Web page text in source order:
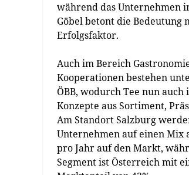
während das Unternehmen
Göbel betont die
Erfolgsfaktor.
Auch im Bereich
Kooperationen bestehen
ÖBB, wodurch Tee nun
Konzepte aus Sortiment,
Am Standort Salzburg
Unternehmen auf einen Mix
pro Jahr auf den Markt,
Segment ist Österreich mit